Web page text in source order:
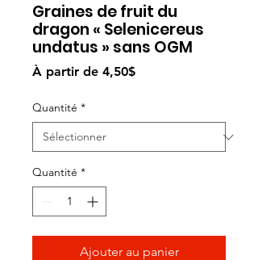
Graines de fruit du
dragon « Selenicereus
undatus » sans OGM
À partir de 4,50$Prix
Quantité *
Quantité *
Ajouter au panier